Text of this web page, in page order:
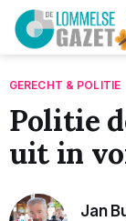
GERECHT & POLITIE
Politie
uit in
Jan